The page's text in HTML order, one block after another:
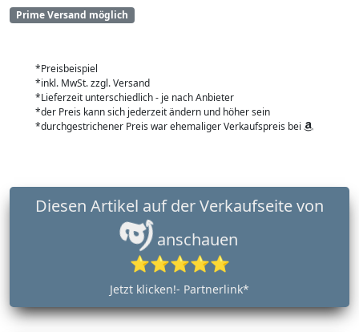
Prime Versand möglich
*Preisbeispiel
*inkl. MwSt. zzgl. Versand
*Lieferzeit unterschiedlich - je nach Anbieter
*der Preis kann sich jederzeit ändern und höher sein
*durchgestrichener Preis war ehemaliger Verkaufspreis bei
anschauen
⭐⭐⭐⭐⭐
Jetzt klicken!- Partnerlink*